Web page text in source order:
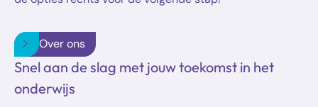
Over ons
Snel aan de slag met jouw toekomst in het
onderwijs